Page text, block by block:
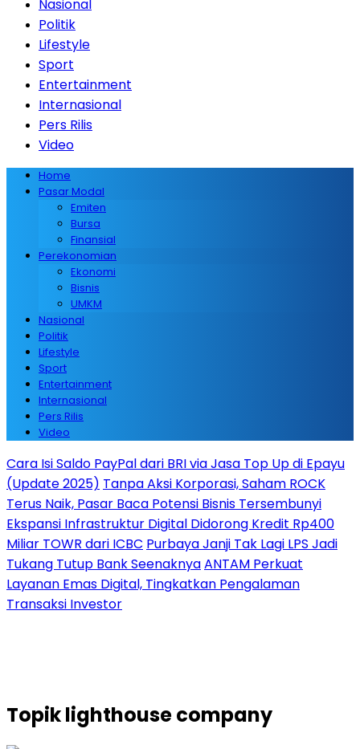
Nasional
Politik
Lifestyle
Sport
Entertainment
Internasional
Pers Rilis
Video
Home
Pasar Modal
Emiten
Bursa
Finansial
Perekonomian
Ekonomi
Bisnis
UMKM
Nasional
Politik
Lifestyle
Sport
Entertainment
Internasional
Pers Rilis
Video
Cara Isi Saldo PayPal dari BRI via Jasa Top Up di Epayu
(Update 2025) Tanpa Aksi Korporasi, Saham ROCK
Terus Naik, Pasar Baca Potensi Bisnis Tersembunyi
Ekspansi Infrastruktur Digital Didorong Kredit Rp400
Miliar TOWR dari ICBC Purbaya Janji Tak Lagi LPS Jadi
Tukang Tutup Bank SeenaknyaANTAM Perkuat
Layanan Emas Digital, Tingkatkan Pengalaman
Transaksi Investor
Topiklighthouse company